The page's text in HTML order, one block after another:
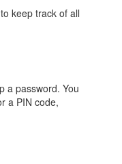
keep track of all
a password. You
a PIN code,